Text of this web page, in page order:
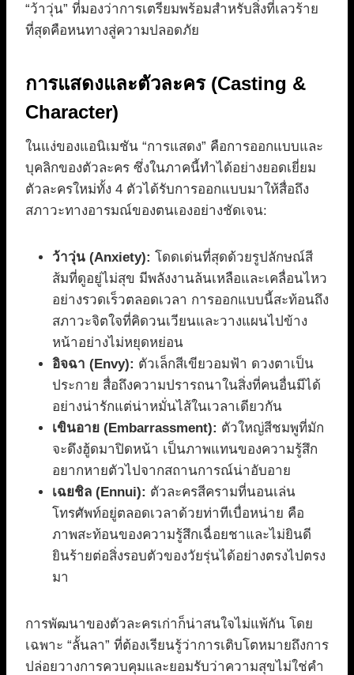
“ว้าวุ่น” ที่มองว่าการเตรียมพร้อมสำหรับสิ่งที่เลวร้าย
ที่สุดคือหนทางสู่ความปลอดภัย
การแสดงและตัวละคร (Casting &
Character)
ในแง่ของแอนิเมชัน “การแสดง” คือการออกแบบและ
บุคลิกของตัวละคร ซึ่งในภาคนี้ทำได้อย่างยอดเยี่ยม
ตัวละครใหม่ทั้ง 4 ตัวได้รับการออกแบบมาให้สื่อถึง
สภาวะทางอารมณ์ของตนเองอย่างชัดเจน:
ว้าวุ่น (Anxiety): โดดเด่นที่สุดด้วยรูปลักษณ์สี
ส้มที่ดูอยู่ไม่สุข มีพลังงานล้นเหลือและเคลื่อนไหว
อย่างรวดเร็วตลอดเวลา การออกแบบนี้สะท้อนถึง
สภาวะจิตใจที่คิดวนเวียนและวางแผนไปข้าง
หน้าอย่างไม่หยุดหย่อน
อิจฉา (Envy): ตัวเล็กสีเขียวอมฟ้า ดวงตาเป็น
ประกาย สื่อถึงความปรารถนาในสิ่งที่คนอื่นมีได้
อย่างน่ารักแต่น่าหมั่นไส้ในเวลาเดียวกัน
เขินอาย (Embarrassment): ตัวใหญ่สีชมพูที่มัก
จะดึงฮู้ดมาปิดหน้า เป็นภาพแทนของความรู้สึก
อยากหายตัวไปจากสถานการณ์น่าอับอาย
เฉยชิล (Ennui): ตัวละครสีครามที่นอนเล่น
โทรศัพท์อยู่ตลอดเวลาด้วยท่าทีเบื่อหน่าย คือ
ภาพสะท้อนของความรู้สึกเฉื่อยชาและไม่ยินดี
ยินร้ายต่อสิ่งรอบตัวของวัยรุ่นได้อย่างตรงไปตรง
มา
การพัฒนาของตัวละครเก่าก็น่าสนใจไม่แพ้กัน โดย
เฉพาะ “ลั้นลา” ที่ต้องเรียนรู้ว่าการเติบโตหมายถึงการ
ปล่อยวางการควบคุมและยอมรับว่าความสุขไม่ใช่คำ